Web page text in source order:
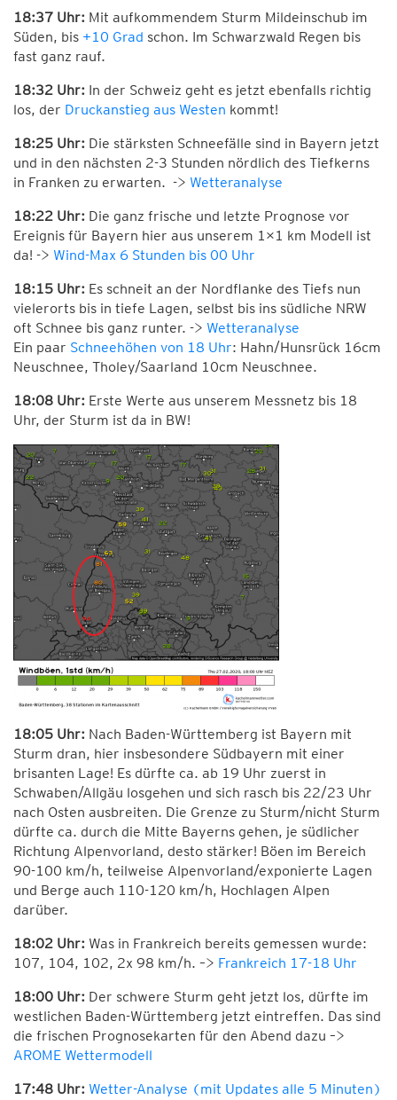
18:37 Uhr: Mit aufkommendem Sturm Mildeinschub im
Süden, bis +10 Grad schon. Im Schwarzwald Regen bis
fast ganz rauf.
18:32 Uhr: In der Schweiz geht es jetzt ebenfalls richtig
los, der Druckanstieg aus Westen kommt!
18:25 Uhr: Die stärksten Schneefälle sind in Bayern jetzt
und in den nächsten 2-3 Stunden nördlich des Tiefkerns
in Franken zu erwarten. -> Wetteranalyse
18:22 Uhr: Die ganz frische und letzte Prognose vor
Ereignis für Bayern hier aus unserem 1×1 km Modell ist
da! -> Wind-Max 6 Stunden bis 00 Uhr
18:15 Uhr: Es schneit an der Nordflanke des Tiefs nun
vielerorts bis in tiefe Lagen, selbst bis ins südliche NRW
oft Schnee bis ganz runter. -> Wetteranalyse
Ein paar Schneehöhen von 18 Uhr: Hahn/Hunsrück 16cm
Neuschnee, Tholey/Saarland 10cm Neuschnee.
18:08 Uhr: Erste Werte aus unserem Messnetz bis 18
Uhr, der Sturm ist da in BW!
18:05 Uhr: Nach Baden-Württemberg ist Bayern mit
Sturm dran, hier insbesondere Südbayern mit einer
brisanten Lage! Es dürfte ca. ab 19 Uhr zuerst in
Schwaben/Allgäu losgehen und sich rasch bis 22/23 Uhr
nach Osten ausbreiten. Die Grenze zu Sturm/nicht Sturm
dürfte ca. durch die Mitte Bayerns gehen, je südlicher
Richtung Alpenvorland, desto stärker! Böen im Bereich
90-100 km/h, teilweise Alpenvorland/exponierte Lagen
und Berge auch 110-120 km/h, Hochlagen Alpen
darüber.
18:02 Uhr: Was in Frankreich bereits gemessen wurde:
107, 104, 102, 2x 98 km/h. –> Frankreich 17-18 Uhr
18:00 Uhr: Der schwere Sturm geht jetzt los, dürfte im
westlichen Baden-Württemberg jetzt eintreffen. Das sind
die frischen Prognosekarten für den Abend dazu –>
AROME Wettermodell
17:48 Uhr: Wetter-Analyse (mit Updates alle 5 Minuten)